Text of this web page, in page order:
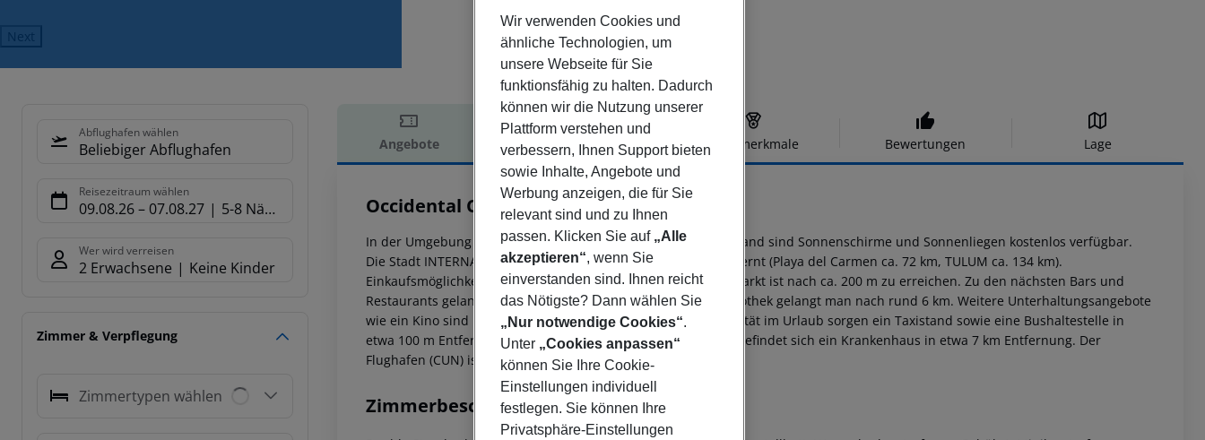
Next
Abflughafen wählen
Beliebiger Abflughafen
Reisezeitraum wählen
09.08.26– 07.08.27 5-8 Nächte
Wer wird verreisen
2 Erwachsene Keine Kinder
Zimmer & Verpflegung
Zimmertypen wählen
Angebote Hotelbeschreibung Hotelmerkmale Bewertungen Lage
Hotelbeschreibung
Occidental Costa Cancún
4
In der Umgebung eines Sandstrandes gelegenes Hotel. Am Strand sind Sonnenschirme und Sonnenliegen kostenlos verfügbar.
Die Stadt INTERNATIONAL AIRPORT CANCUN ist ca. 22 km entfernt (Playa del Carmen ca. 72 km, TULUM ca. 134 km).
Einkaufsmöglichkeiten liegen ca. 10 km vom Hotel, ein Supermarkt ist nach ca. 200 m zu erreichen. Zu den nächsten Bars und
Restaurants gelangt man nach rund 100 m. Zur nächsten Diskothek gelangt man nach rund 6 km. Weitere Unterhaltungsangebote
wie ein Kino sind in ca. 10 km Entfernung zu finden. Für Mobilität im Urlaub sorgen ein Taxistand sowie eine Bushaltestelle in
etwa 100 m Entfernung. Zur ärztlichen Versorgung im Notfall befindet sich ein Krankenhaus in etwa 7 km Entfernung. Der
Flughafen (CUN) ist ca. 32 km entfernt.
Zimmerbeschreibung
Wir verwenden Cookies und
ähnliche Technologien, um
unsere Webseite für Sie
funktionsfähig zu halten. Dadurch
können wir die Nutzung unserer
Plattform verstehen und
verbessern, Ihnen Support bieten
sowie Inhalte, Angebote und
Werbung anzeigen, die für Sie
relevant sind und zu Ihnen
passen. Klicken Sie auf „Alle
akzeptieren“, wenn Sie
einverstanden sind. Ihnen reicht
das Nötigste? Dann wählen Sie
„Nur notwendige Cookies“.
Unter „Cookies anpassen“
können Sie Ihre Cookie-
Einstellungen individuell
festlegen. Sie können Ihre
Privatsphäre-Einstellungen